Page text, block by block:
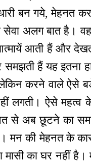
बन गये, मेहनत
अलग बात है।
आती हैं और
हैं यह इतना
लेकिन करने वाले ऐसे
लगती। ऐसे महत्व
से अब छूटने का
मन की मेहनत के
मासी का घर नहीं